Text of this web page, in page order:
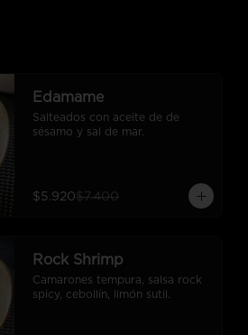
Edamame
Salteados con aceite de de
sésamo y sal de mar.
$5.920$7.400
Rock Shrimp
Camarones tempura, salsa rock
spicy, cebollín, limón sutil.